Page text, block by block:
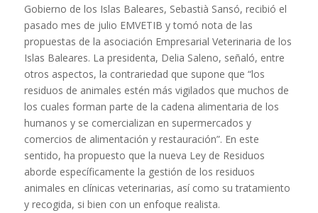
Gobierno de los Islas Baleares, Sebastià Sansó, recibió el
pasado mes de julio EMVETIB y tomó nota de las
propuestas de la asociación Empresarial Veterinaria de los
Islas Baleares. La presidenta, Delia Saleno, señaló, entre
otros aspectos, la contrariedad que supone que “los
residuos de animales estén más vigilados que muchos de
los cuales forman parte de la cadena alimentaria de los
humanos y se comercializan en supermercados y
comercios de alimentación y restauración”. En este
sentido, ha propuesto que la nueva Ley de Residuos
aborde específicamente la gestión de los residuos
animales en clínicas veterinarias, así como su tratamiento
y recogida, si bien con un enfoque realista.